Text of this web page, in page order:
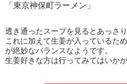
「東京神保町ラーメン」
透き通ったスープを見るとあっさ
これに加えて生姜が入っているた
が絶妙なバランスなようです。
生姜好きな方は行ってみてはいか